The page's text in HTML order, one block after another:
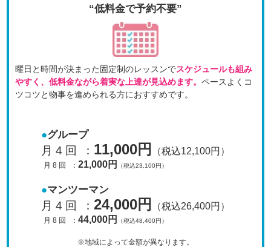
“低料金で予約不要”
曜日と時間が決まった固定制のレッスンでスケジュールも組み
やすく、低料金ながら着実な上達が見込めます。 ペースよくコ
ツコツと物事を進められる方におすすめです。
グループ
月 4 回 ： 11,000円 （税込12,100円）
月 8 回 ：21,000円 （税込23,100円）
マンツーマン
月 4 回 ： 24,000円 （税込26,400円）
月 8 回 ：44,000円 （税込48,400円）
※地域によって金額が異なります。